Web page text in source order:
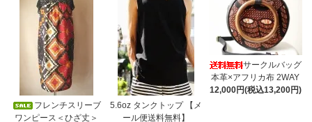
フレンチスリーブ
ワンピース＜ひざ丈＞
5.6oz タンクトップ 【メ
ール便送料無料】
サークルバッグ
本革×アフリカ布 2WAY
12,000円(税込13,200円)